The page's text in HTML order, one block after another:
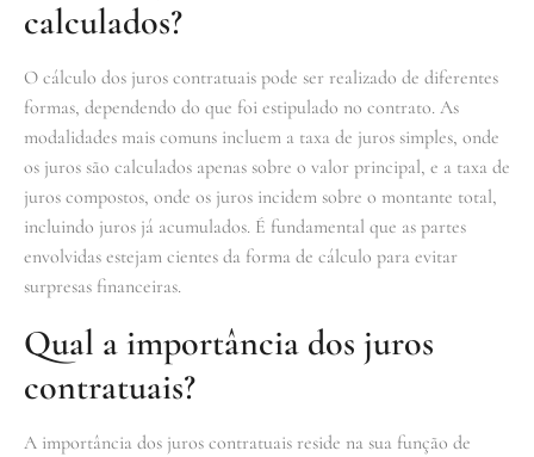
calculados?
O cálculo dos juros contratuais pode ser realizado de diferentes
formas, dependendo do que foi estipulado no contrato. As
modalidades mais comuns incluem a taxa de juros simples, onde
os juros são calculados apenas sobre o valor principal, e a taxa de
juros compostos, onde os juros incidem sobre o montante total,
incluindo juros já acumulados. É fundamental que as partes
envolvidas estejam cientes da forma de cálculo para evitar
surpresas financeiras.
Qual a importância dos juros
contratuais?
A importância dos juros contratuais reside na sua função de